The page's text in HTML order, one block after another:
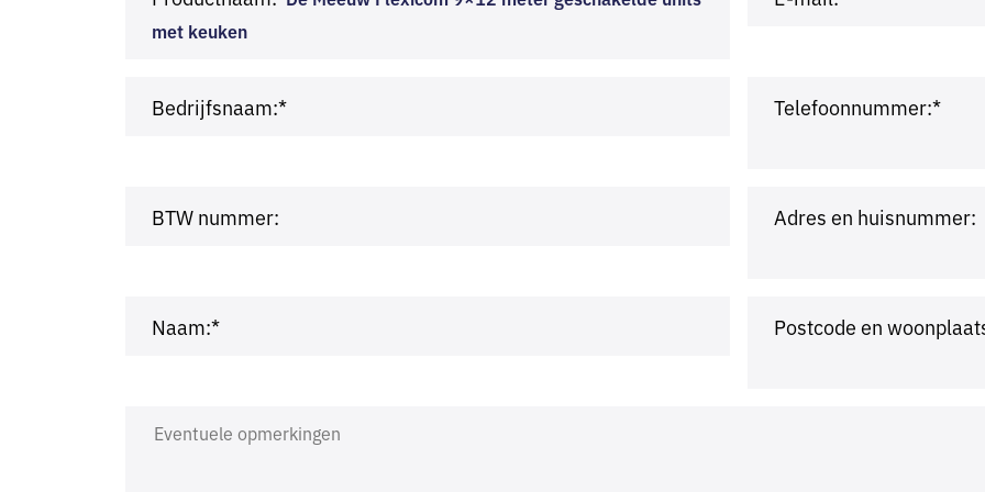
met keuken
Bedrijfsnaam:* Telefoonnummer:*
BTW nummer: Adres en huisnummer:
Naam:* Postcode en